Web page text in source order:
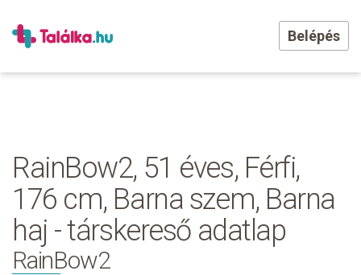
Belépés
RainBow2, 51 éves, Férfi,
176 cm, Barna szem, Barna
haj - társkereső adatlap
RainBow2